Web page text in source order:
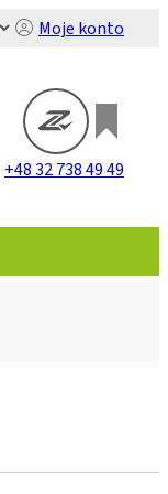
Moje konto
+48 32 738 49 49